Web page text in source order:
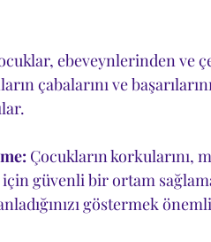
ebeveynlerinden ve
çabalarını ve
Çocukların korkularını,
güvenli bir ortam
göstermek